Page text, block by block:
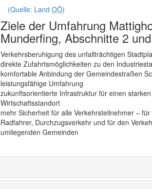
(Quelle: Land OÖ)
Ziele der Umfahrung
Munderfing, Abschnitte 2
Verkehrsberuhigung des unfallträchtigen
direkte Zufahrtsmöglichkeiten zu den
komfortable Anbindung der Gemeindestraßen
leistungsfähige Umfahrung
zukunftsorientierte Infrastruktur für einen starken
Wirtschaftsstandort
mehr Sicherheit für alle Verkehrsteilnehmer –
Radfahrer, Durchzugsverkehr und für den
umliegenden Gemeinden